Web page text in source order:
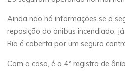
Ainda não há informações se o
reposição do ônibus incendiado,
Rio é coberta por um seguro
Com o caso, é o 4º registro de